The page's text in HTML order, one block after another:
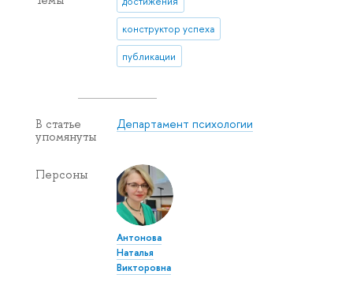
конструктор успеха
публикации
В статье
упомянуты
Департамент психологии
Персоны
Антонова
Наталья
Викторовна